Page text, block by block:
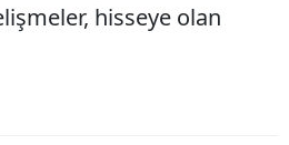
hisseye olan